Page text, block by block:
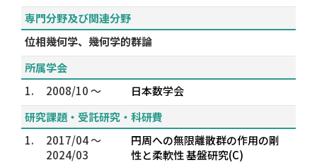
専門分野及び関連分野
位相幾何学、幾何学的群論
所属学会
1.
2008/10 ～
日本数学会
研究課題・受託研究・科研費
1.
2017/04 ～
2024/03
円周への無限離散群の作用の剛
性と柔軟性 基盤研究(C)